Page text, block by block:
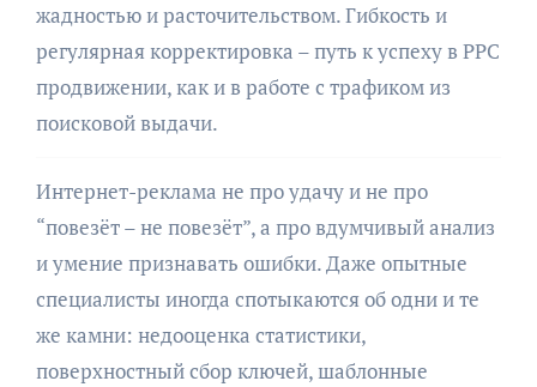
жадностью и расточительством. Гибкость и
регулярная корректировка – путь к успеху в PPC
продвижении, как и в работе с трафиком из
поисковой выдачи.
Интернет-реклама не про удачу и не про
“повезёт – не повезёт”, а про вдумчивый анализ
и умение признавать ошибки. Даже опытные
специалисты иногда спотыкаются об одни и те
же камни: недооценка статистики,
поверхностный сбор ключей, шаблонные